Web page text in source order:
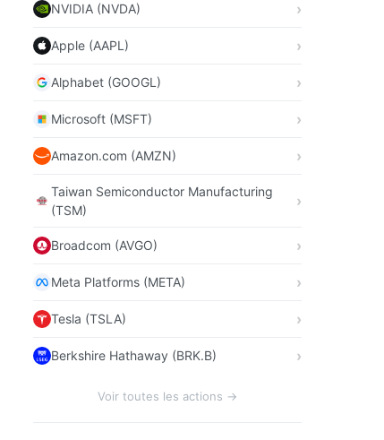
NVIDIA (NVDA)
Apple (AAPL)
Alphabet (GOOGL)
Microsoft (MSFT)
Amazon.com (AMZN)
Taiwan Semiconductor Manufacturing
(TSM)
Broadcom (AVGO)
Meta Platforms (META)
Tesla (TSLA)
Berkshire Hathaway (BRK.B)
Voir toutes les actions →